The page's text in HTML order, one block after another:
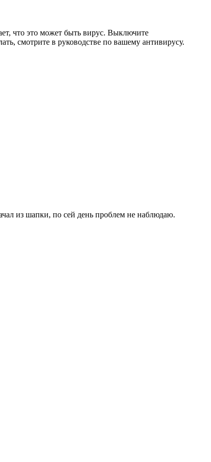
что это может быть вирус. Выключите
смотрите в руководстве по вашему антивирусу.
из шапки, по сей день проблем не наблюдаю.